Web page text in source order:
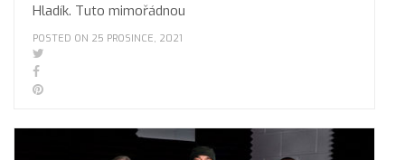
Hladík. Tuto mimořádnou
POSTED ON 25 PROSINCE, 2021